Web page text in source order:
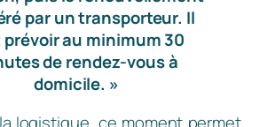
par un transporteur. Il
au minimum 30
de rendez-vous à
domicile. »